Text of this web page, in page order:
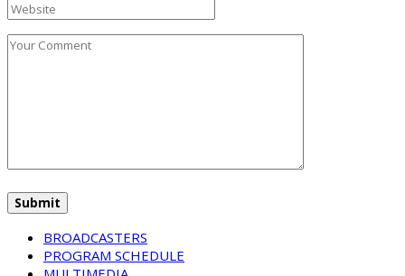
BROADCASTERS
PROGRAM SCHEDULE